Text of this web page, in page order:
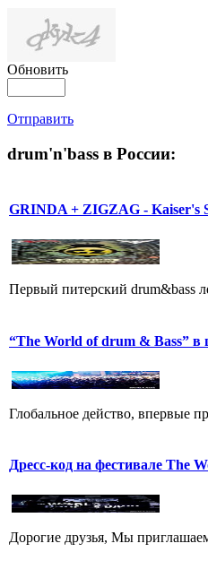
Обновить
Отправить
drum'n'bass в России:
GRINDA + ZIGZAG - Kaiser's
Первый питерский drum&bass
“The World of drum & Bass” в
Глобальное действо, впервые
Дресс-код на фестивале The
Дорогие друзья, Мы